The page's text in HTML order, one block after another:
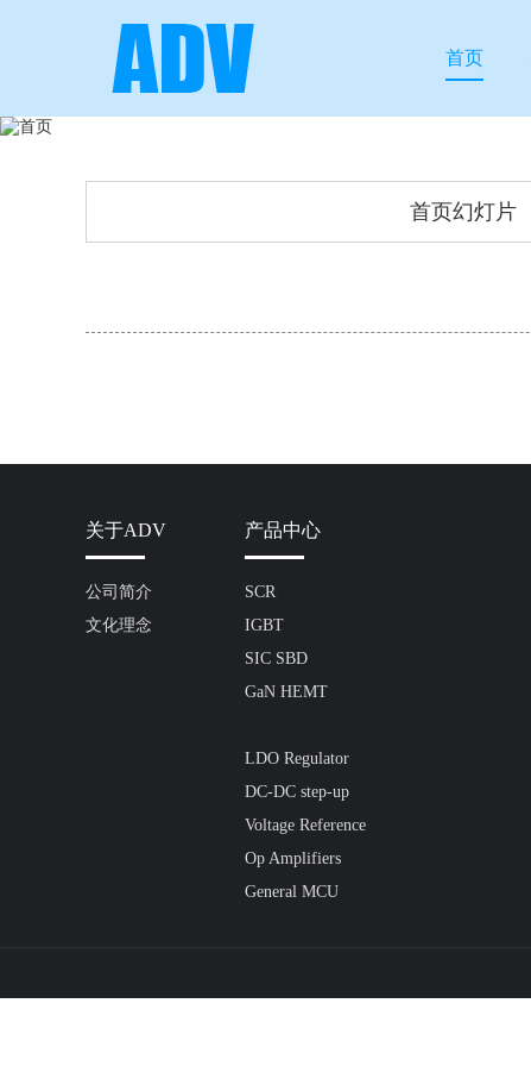
首页
首页幻灯片
关于ADV
公司简介
文化理念
产品中心
SCR
IGBT
SIC SBD
GaN HEMT
LDO Regulator
DC-DC step-up
Voltage Reference
Op Amplifiers
General MCU